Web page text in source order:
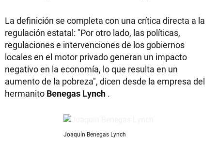
La definición se completa con una crítica directa a la
regulación estatal: "Por otro lado, las políticas,
regulaciones e intervenciones de los gobiernos
locales en el motor privado generan un impacto
negativo en la economía, lo que resulta en un
aumento de la pobreza", dicen desde la empresa del
hermanito Benegas Lynch .
Joaquín Benegas Lynch